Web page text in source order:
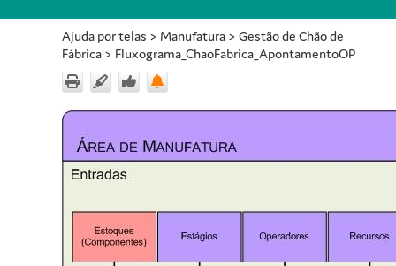
Ajuda por telas > Manufatura > Gestão de Chão de
Fábrica > Fluxograma_ChaoFabrica_ApontamentoOP